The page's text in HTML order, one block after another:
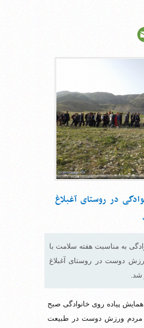
در روستای آغبلاغ
به مناسبت هفته سلامت با
دوست در روستای آغبلاغ
شد.
همایش پیاده روی خانوادگی صبح
مردم ورزش دوست در طبیعت